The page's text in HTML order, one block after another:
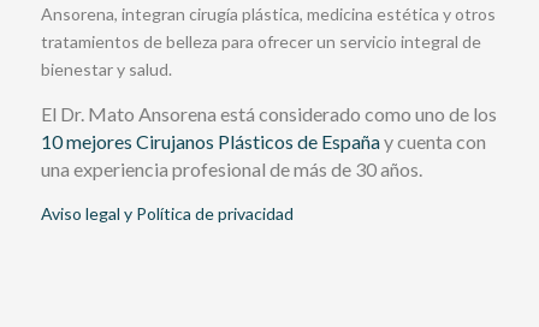
Ansorena, integran cirugía plástica, medicina estética y otros
tratamientos de belleza para ofrecer un servicio integral de
bienestar y salud.
El Dr. Mato Ansorena está considerado como uno de los
10 mejores Cirujanos Plásticos de Españay cuenta con
una experiencia profesional de más de 30 años.
Aviso legal y Política de privacidad